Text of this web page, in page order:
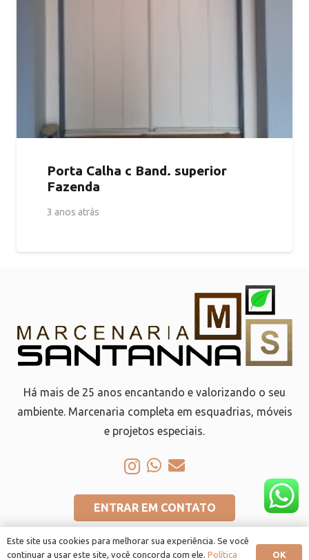
Porta Calha c Band. superior
Fazenda
3 anos atrás
Há mais de 25 anos encantando e valorizando o seu
ambiente. Marcenaria completa em esquadrias, móveis
e projetos especiais.
ENTRAR EM CONTATO
Marcenaria Santanna | Todos os direitos reservados | Política
Este site usa cookies para melhorar sua experiência. Se você
continuar a usar este site, você concorda com ele. Política OK